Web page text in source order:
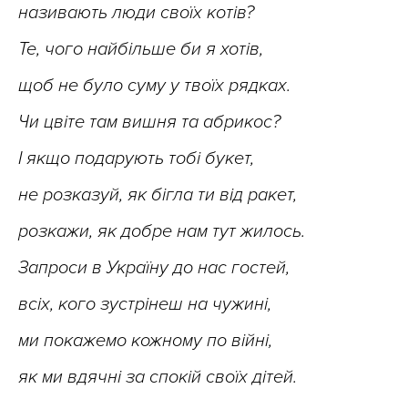
називають люди своїх котів?
Те, чого найбільше би я хотів,
щоб не було суму у твоїх рядках.
Чи цвіте там вишня та абрикос?
І якщо подарують тобі букет,
не розказуй, як бігла ти від ракет,
розкажи, як добре нам тут жилось.
Запроси в Україну до нас гостей,
всіх, кого зустрінеш на чужині,
ми покажемо кожному по війні,
як ми вдячні за спокій своїх дітей.